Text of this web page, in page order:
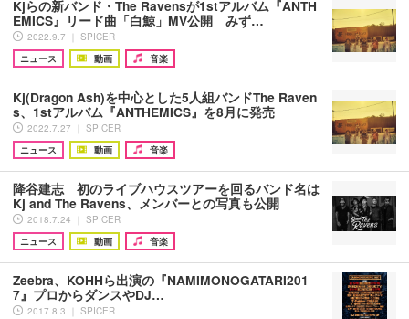
Kjらの新バンド・The Ravensが1stアルバム『ANTH
EMICS』リード曲「白鯨」MV公開 みず…
2022.9.7 ｜ SPICER
ニュース
動画 音楽
Kj(Dragon Ash)を中心とした5人組バンドThe Raven
s、1stアルバム『ANTHEMICS』を8月に発売
2022.7.27 ｜ SPICER
ニュース
動画 音楽
降谷建志 初のライブハウスツアーを回るバンド名は
Kj and The Ravens、メンバーとの写真も公開
2018.7.24 ｜ SPICER
ニュース
動画 音楽
Zeebra、KOHHら出演の『NAMIMONOGATARI201
7』プロからダンスやDJ…
2017.8.3 ｜ SPICER